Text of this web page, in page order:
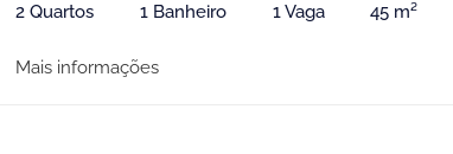
2 Quartos 1 Banheiro 1 Vaga 45 m²
Mais informações